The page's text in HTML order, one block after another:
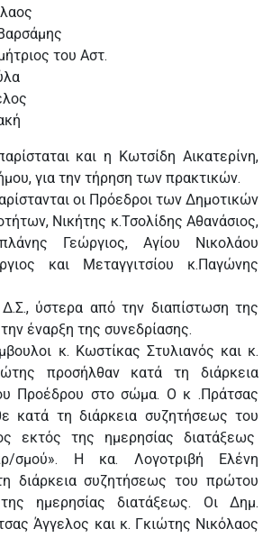
του Αστ.
και η Κωτσίδη Αικατερίνη,
για την τήρηση των πρακτικών.
οι Πρόεδροι των Δημοτικών
Νικήτης κ.Τσολίδης Αθανάσιος,
Γεώργιος, Αγίου Νικολάου
και Μεταγγιτσίου κ.Παγώνης
ύστερα από την διαπίστωση της
έναρξη της συνεδρίασης.
κ. Κωστίκας Στυλιανός και κ.
προσήλθαν κατά τη διάρκεια
Προέδρου στο σώμα. Ο κ .Πράτσας
κατά τη διάρκεια συζητήσεως του
εκτός της ημερησίας διατάξεως
σμού». Η κα. Λογοτριβή Ελένη
διάρκεια συζητήσεως του πρώτου
ημερησίας διατάξεως. Οι Δημ.
Άγγελος και κ. Γκιώτης Νικόλαος